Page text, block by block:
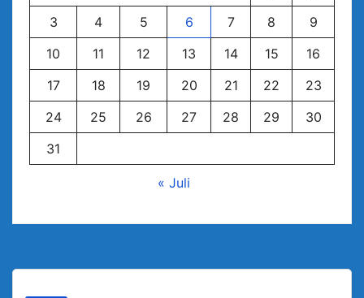
3
4 5 6 7 8
9
10
11 12 13 14 15
16
17
18 19 20 21 22
23
24
25 26 27 28 29
30
31
« Juli